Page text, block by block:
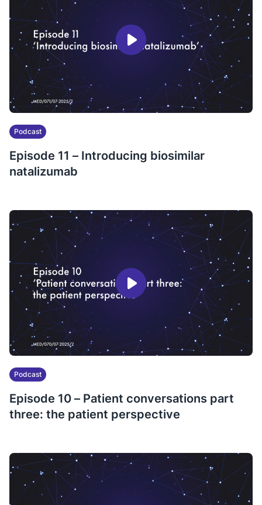
Podcast
Episode 11 – Introducing biosimilar
natalizumab
Podcast
Episode 10 – Patient conversations part
three: the patient perspective